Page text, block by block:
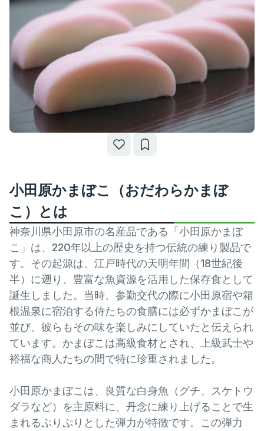
小田原かまぼこ（おだわらかまぼ
こ）とは
神奈川県小田原市の名産品である「小田原かまぼ
こ」は、220年以上の歴史を持つ伝統の練り製品で
す。その起源は、江戸時代の天明年間（18世紀後
半）に遡り、豊富な魚資源を活用した保存食として
誕生しました。当時、参勤交代の際に小田原宿や箱
根温泉に宿泊する侍たちの食膳には必ずかまぼこが
並び、彼らもその味を楽しみにしていたと伝えられ
ています。かまぼこは高級食材とされ、上級武士や
裕福な商人たちの間で特に珍重されました。
小田原かまぼこは、良質な白身魚（グチ、スケトウ
ダラなど）を主原料に、丹念に練り上げることで生
まれるぷりぷりとした弾力が特徴です。この弾力